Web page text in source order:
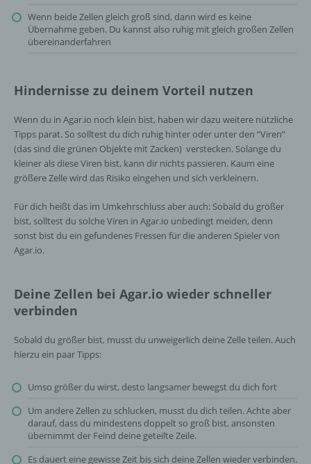
Wenn beide Zellen gleich groß sind, dann wird es keine
Übernahme geben. Du kannst also ruhig mit gleich großen Zellen
übereinanderfahren
Hindernisse zu deinem Vorteil nutzen
Wenn du in Agar.io noch klein bist, haben wir dazu weitere nützliche
Tipps parat. So solltest du dich ruhig hinter oder unter den “Viren”
(das sind die grünen Objekte mit Zacken) verstecken. Solange du
kleiner als diese Viren bist, kann dir nichts passieren. Kaum eine
größere Zelle wird das Risiko eingehen und sich verkleinern.
Für dich heißt das im Umkehrschluss aber auch: Sobald du größer
bist, solltest du solche Viren in Agar.io unbedingt meiden, denn
sonst bist du ein gefundenes Fressen für die anderen Spieler von
Agar.io.
Deine Zellen bei Agar.io wieder schneller
verbinden
Sobald du größer bist, musst du unweigerlich deine Zelle teilen. Auch
hierzu ein paar Tipps:
Umso größer du wirst, desto langsamer bewegst du dich fort
Um andere Zellen zu schlucken, musst du dich teilen. Achte aber
darauf, dass du mindestens doppelt so groß bist, ansonsten
übernimmt der Feind deine geteilte Zeile.
Es dauert eine gewisse Zeit bis sich deine Zellen wieder verbinden.